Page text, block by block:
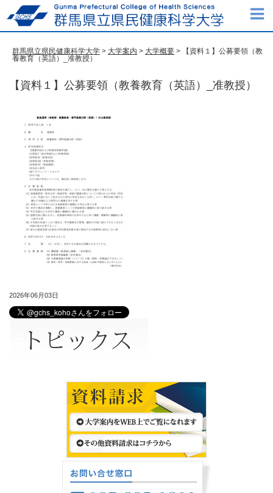
群馬県立県民健康科学大学 > 大学案内 > 大学概要 > 【資料１】公募要領（教
養教育（英語）_准教授）
【資料１】公募要領（教養教育（英語）_准教授）
2026年06月03日